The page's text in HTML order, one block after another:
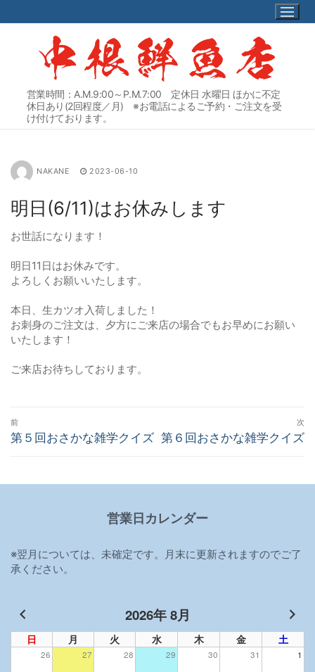
ン
営業時間：A.M.9:00～P.M.7:00 定休日 水曜日 ほかに不定
休日あり(2回程度／月) ※お電話によるご予約・ご注文を受
け付けております。
NAKANE 2023-06-10
明日(6/11)はお休みします
お世話になります！
明日11日はお休みです。
よろしくお願いいたします。
本日、生カツオ入荷しました！
お刺身のご注文は、夕方にご来店の場合でもお早めにお願い
いたします！
ご来店お待ちしております。
投
稿
ビ
シ
ョ
前
前
稿:
第５回おさかな雑学クイズ
次
次
稿:
第６回おさかな雑学クイズ
営業日カレンダー
※翌月については、未確定です。月末に更新されますのでご了
承ください。
2026年 8月
日 月 火 水 木 金 土
26 27 28 29 30 31 1